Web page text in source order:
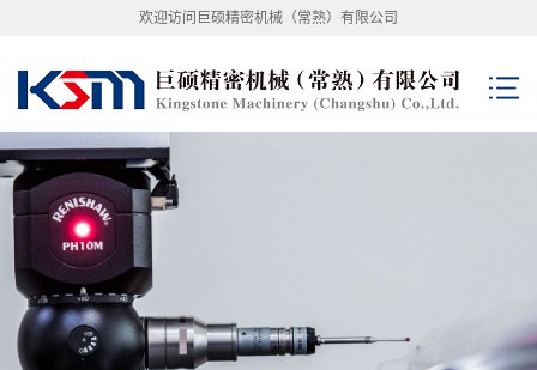
欢迎访问巨硕精密机械（常熟）有限公司